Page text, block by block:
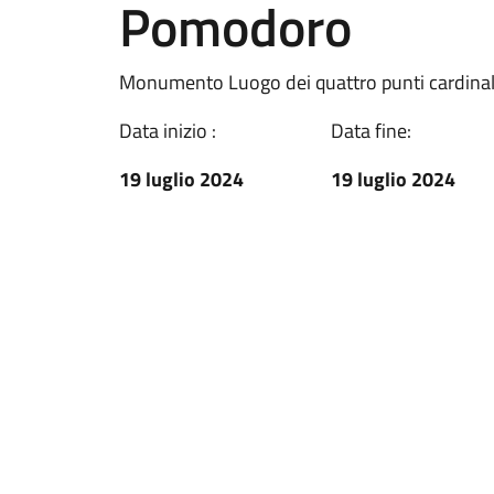
Pomodoro
Monumento Luogo dei quattro punti
Data inizio :
19 luglio 2024
Data fine:
19 luglio 2024